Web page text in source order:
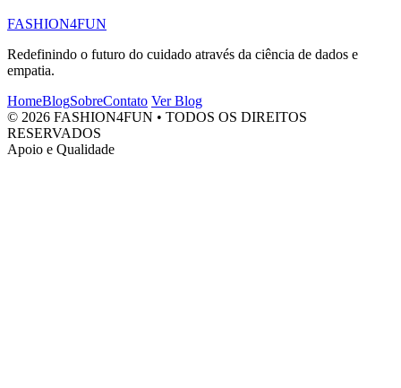
FASHION4FUN
Redefinindo o futuro do cuidado através da ciência de dados e
empatia.
HomeBlogSobreContato Ver Blog
© 2026 FASHION4FUN • TODOS OS DIREITOS
RESERVADOS
Apoio e Qualidade